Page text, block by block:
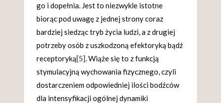
go i dopełnia. Jest to niezwykle istotne
biorąc pod uwagę z jednej strony coraz
bardziej siedząc tryb życia ludzi, a z drugiej
potrzeby osób z uszkodzoną efektoryką bądź
receptoryką[5]. Wiąże się to z funkcją
stymulacyjną wychowania fizycznego, czyli
dostarczeniem odpowiedniej ilości bodźców
dla intensyfikacji ogólnej dynamiki